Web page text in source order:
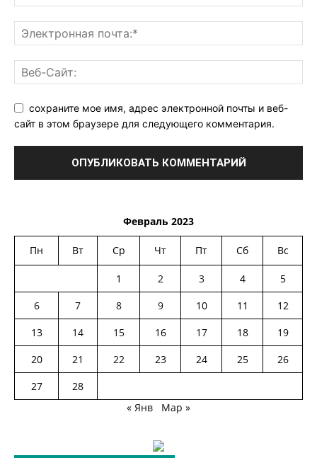
сохраните мое имя, адрес электронной почты и веб-
сайт в этом браузере для следующего комментария.
Февраль 2023
Пн Вт Ср Чт Пт Сб Вс
1 2 3 4
5
6
7 8 9 10 11
12
13
14 15 16 17 18
19
20
21 22 23 24 25
26
27
28
« Янв
Мар »